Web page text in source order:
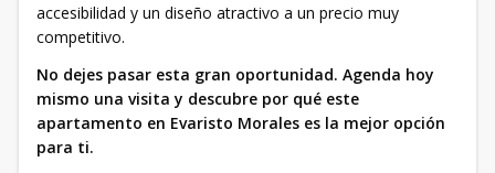
accesibilidad y un diseño atractivo a un precio muy
competitivo.
No dejes pasar esta gran oportunidad. Agenda hoy
mismo una visita y descubre por qué este
apartamento en Evaristo Morales es la mejor opción
para ti.